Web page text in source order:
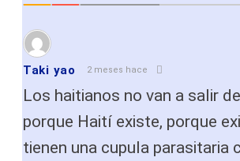
Taki yao 2 meses hace
Los haitianos no van a salir
porque Haití existe, porque
tienen una cupula parasitaria